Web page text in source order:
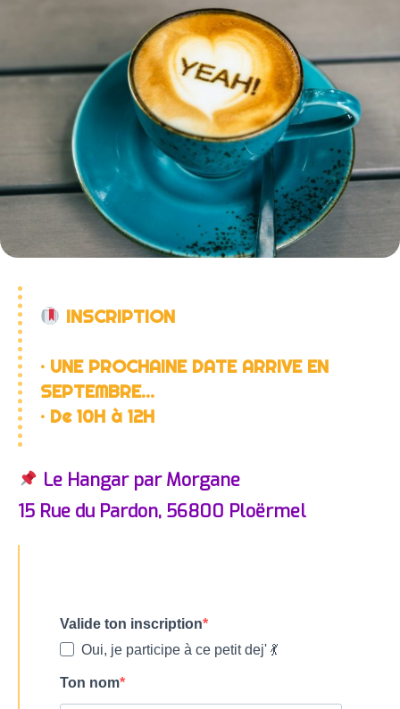
INSCRIPTION
· UNE PROCHAINE DATE ARRIVE EN
SEPTEMBRE…
· De 10H à 12H
Le Hangar par Morgane
15 Rue du Pardon, 56800 Ploërmel